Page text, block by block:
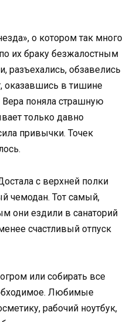
о котором так много
их браку безжалостным
разъехались, обзавелись
оказавшись в тишине
Вера поняла страшную
только давно
привычки. Точек
с верхней полки
чемодан. Тот самый,
они ездили в санаторий
счастливый отпуск
или собирать все
Любимые
рабочий ноутбук,